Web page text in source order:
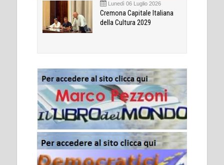
Lunedì 06 Luglio 2026
Cremona Capitale Italiana
della Cultura 2029